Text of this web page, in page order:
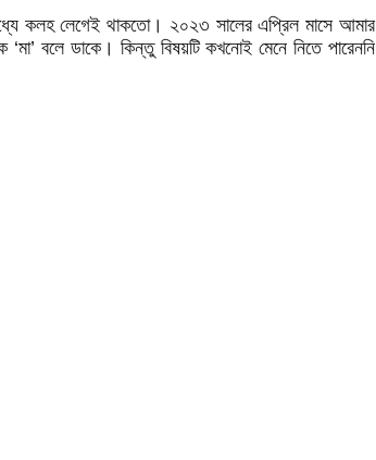
কলহ লেগেই থাকতো। ২০২৩ সালের এপ্রিল মাসে আমার
বলে ডাকে। কিন্তু বিষয়টি কখনোই মেনে নিতে পারেননি